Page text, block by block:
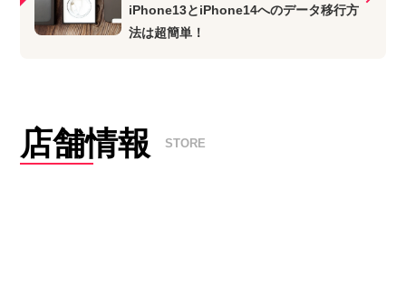
iPhone13とiPhone14へのデータ移行方
法は超簡単！
店舗情報 STORE